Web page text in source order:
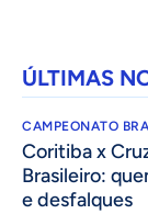
ÚLTIMAS
CAMPEONATO
Coritiba x
Brasileiro:
e desfalques